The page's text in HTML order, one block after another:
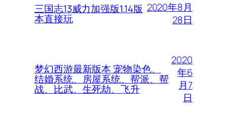
三国志13威力加强版1.14版
本直接玩
2020年8月
28日
梦幻西游最新版本 宠物染色、
结婚系统、房屋系统、帮派、帮
战、比武、生死劫、飞升
2020
年6
月7
日